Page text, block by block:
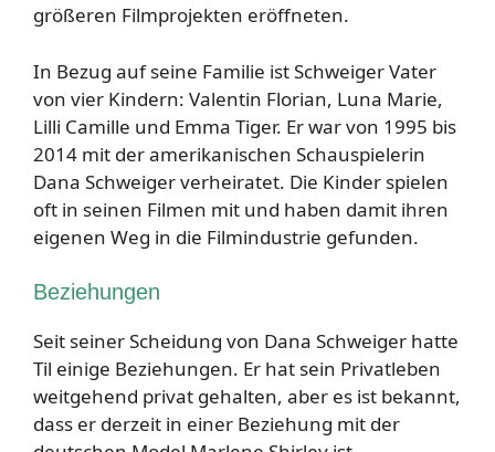
größeren Filmprojekten eröffneten.
In Bezug auf seine Familie ist Schweiger Vater
von vier Kindern: Valentin Florian, Luna Marie,
Lilli Camille und Emma Tiger. Er war von 1995 bis
2014 mit der amerikanischen Schauspielerin
Dana Schweiger verheiratet. Die Kinder spielen
oft in seinen Filmen mit und haben damit ihren
eigenen Weg in die Filmindustrie gefunden.
Beziehungen
Seit seiner Scheidung von Dana Schweiger hatte
Til einige Beziehungen. Er hat sein Privatleben
weitgehend privat gehalten, aber es ist bekannt,
dass er derzeit in einer Beziehung mit der